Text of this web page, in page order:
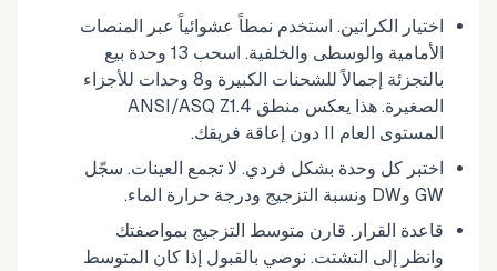
اختيار الكراتين. استخدم نمطاً عشوائياً عبر المنصات
الأمامية والوسطى والخلفية. اسحب 13 وحدة بيع
بالتجزئة إجمالاً للشحنات الكبيرة و8 وحدات للأجزاء
الصغيرة. هذا يعكس منطق ANSI/ASQ Z1.4
المستوى العام II دون إعاقة فريقك.
اختبر كل وحدة بشكل فردي. لا تجمع العينات. سجّل
GW وDW ونسبة التزجيج ودرجة حرارة الماء.
قاعدة القرار. قارن متوسط التزجيج بمواصفتك
وانظر إلى التشتت. نوصي بالقبول إذا كان المتوسط